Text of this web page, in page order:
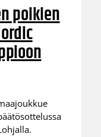
poikien